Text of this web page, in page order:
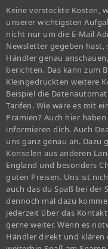
Keine versteckte Kosten,
unserer wichtigsten
nicht nur um die E-Mail
Newsletter gegeben hast,
Händler genau
berichten. Das kann zum
Kleingedruckten weitere
Beispiel die
Tarifen. Wie wäre es mit
Prämien? Auch hier
informieren dich. Auch
uns ganz genau an. Dazu
Konsolen aus anderen
England und besonders
guten Preisen. Uns ist
auch das du Spaß bei der
dennoch mal dazu
jederzeit über das
gerne weiter. Wenn es
Händler direkt und klären